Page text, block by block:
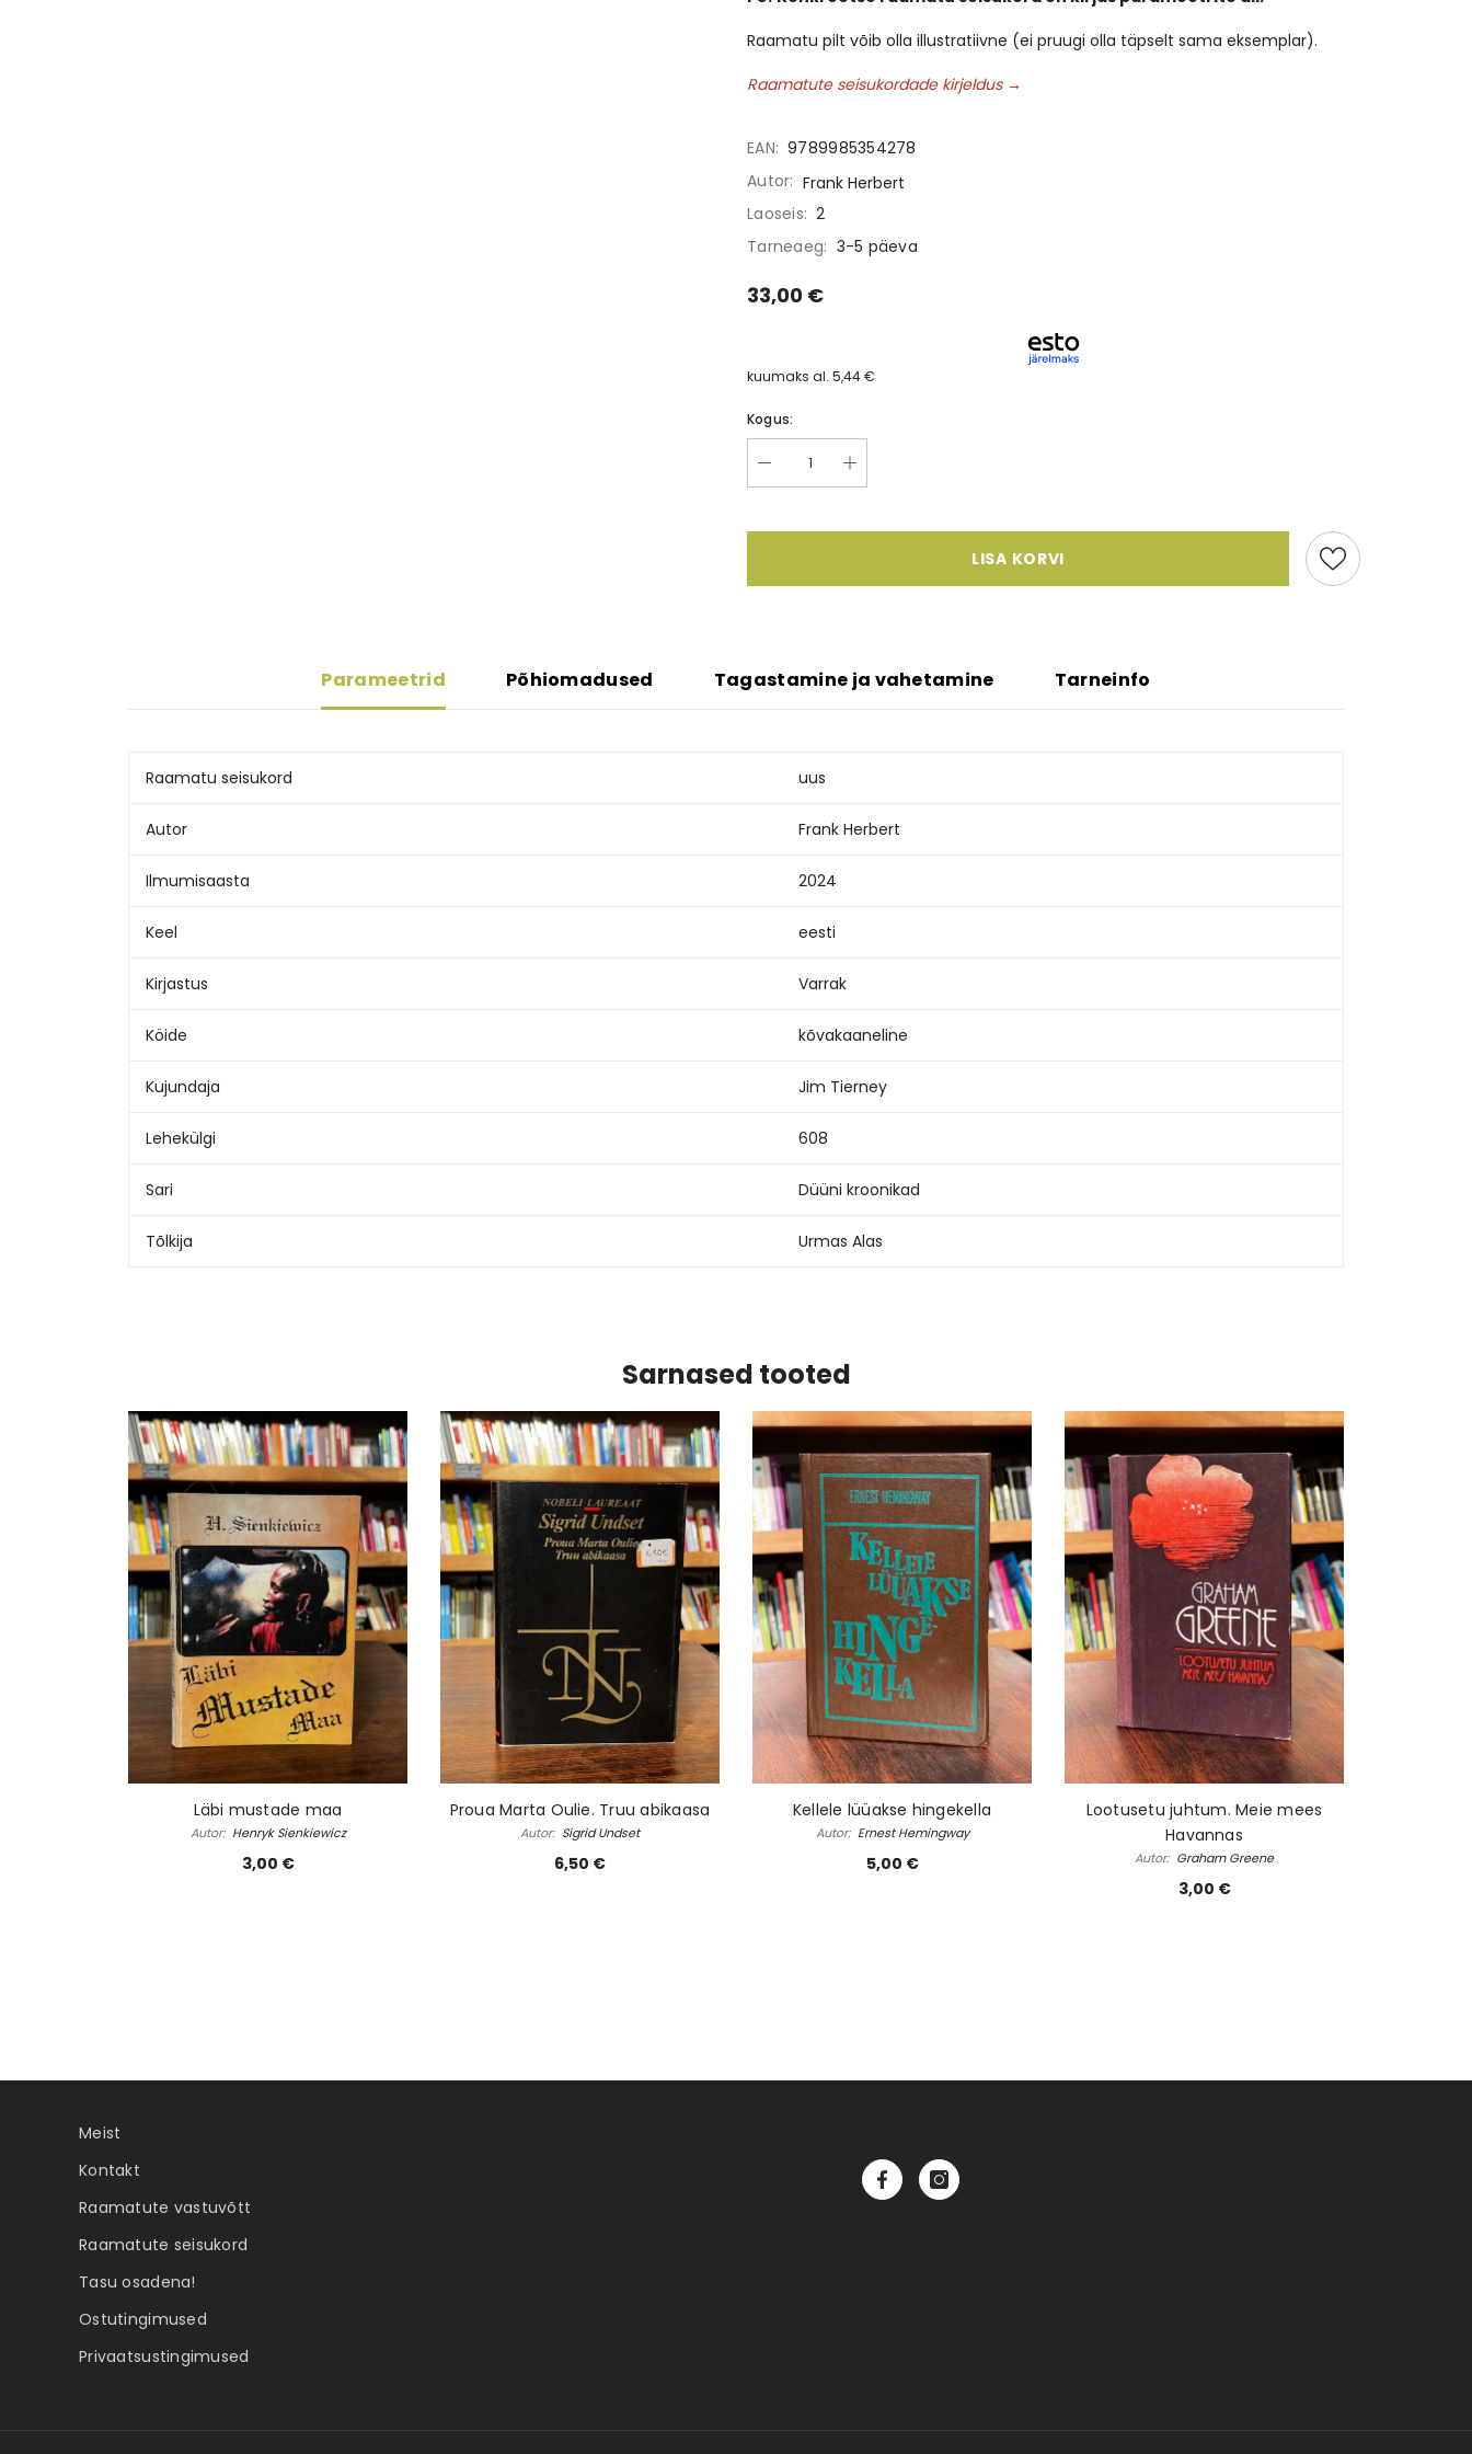
Raamatu pilt võib olla illustratiivne (ei pruugi olla täpselt sama eksemplar).
Raamatute seisukordade kirjeldus →
EAN: 9789985354278
Autor: Frank Herbert
Laoseis: 2
Tarneaeg: 3-5 päeva
33,00 €
kuumaks al. 5,44 €
Kogus:
LISA KORVI
Parameetrid Põhiomadused Tagastamine ja vahetamine Tarneinfo
Raamatu seisukord uus
Autor Frank Herbert
Ilmumisaasta 2024
Keel eesti
Kirjastus Varrak
Köide kõvakaaneline
Kujundaja Jim Tierney
Lehekülgi 608
Sari Düüni kroonikad
Tõlkija Urmas Alas
Sarnased tooted
Läbi mustade maa
Autor: Henryk Sienkiewicz
3,00 €
Proua Marta Oulie. Truu abikaasa
Autor: Sigrid Undset
6,50 €
Kellele lüüakse hingekella
Autor: Ernest Hemingway
5,00 €
Lootusetu juhtum. Meie mees
Havannas
Autor: Graham Greene
3,00 €
Meist
Kontakt
Raamatute vastuvõtt
Raamatute seisukord
Tasu osadena!
Ostutingimused
Privaatsustingimused